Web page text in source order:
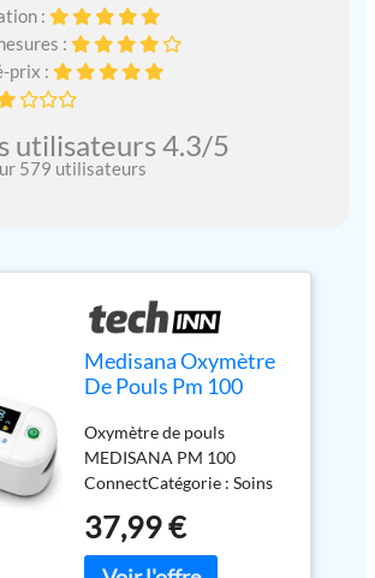
:
:
prix :
utilisateurs 4.3/5
579 utilisateurs
Medisana Oxymètre
De Pouls Pm 100
Size unisex
Oxymètre de pouls
MEDISANA PM 100
ConnectCatégorie : Soins
Santé et soins personnels--
-Oxymètre de pouls
37,99 €